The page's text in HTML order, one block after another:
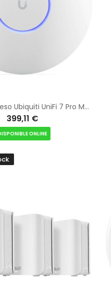
Punto de Acceso Ubiquiti UniFi 7 Pro Max
399,11 €
ONLINE